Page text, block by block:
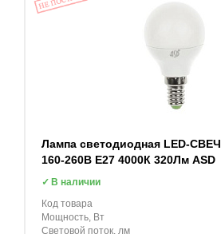
Лампа светодиодная LED-
160-260В Е27 4000К 320Лм ASD
В наличии
Код товара
Мощность, Вт
Световой поток, лм